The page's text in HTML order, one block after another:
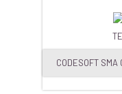
CODESOFT